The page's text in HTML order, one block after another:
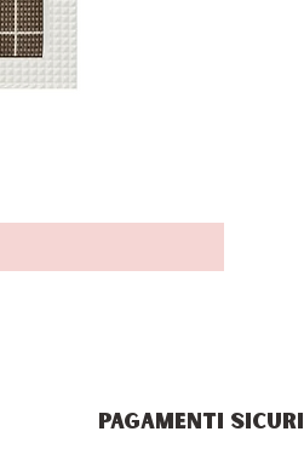
PAGAMENTI SICURI